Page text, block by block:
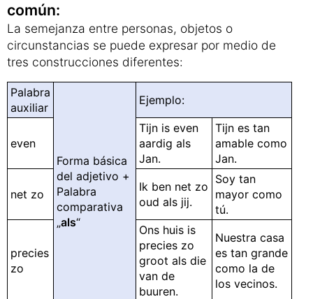
común:
La semejanza entre personas, objetos o
circunstancias se puede expresar por medio de
tres construcciones diferentes:
Palabra
auxiliar
Forma básica
del adjetivo +
Palabra
comparativa
„als“
Ejemplo:
even
Tijn is even
aardig als
Jan.
Tijn es tan
amable como
Jan.
net zo
Ik ben net zo
oud als jij.
Soy tan
mayor como
tú.
precies
zo
Ons huis is
precies zo
groot als die
van de
buuren.
Nuestra casa
es tan grande
como la de
los vecinos.